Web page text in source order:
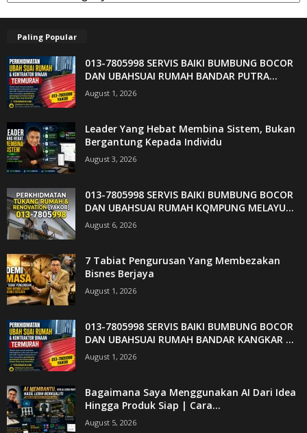
Paling Popular
013-7805998 SERVIS BAIKI BUMBUNG BOCOR
DAN UBAHSUAI RUMAH BANDAR PUTRA...
August 1, 2026
Leader Yang Hebat Membina Sistem, Bukan
Bergantung Kepada Individu
August 3, 2026
013-7805998 SERVIS BAIKI BUMBUNG BOCOR
DAN UBAHSUAI RUMAH KQMPUNG MELAYU...
August 6, 2026
7 Tabiat Pengurusan Yang Membezakan
Bisnes Berjaya
August 1, 2026
013-7805998 SERVIS BAIKI BUMBUNG BOCOR
DAN UBAHSUAI RUMAH BANDAR KANGKAR ...
August 1, 2026
Bagaimana Saya Menggunakan AI Dari Idea
Hingga Produk Siap | Cara...
August 5, 2026